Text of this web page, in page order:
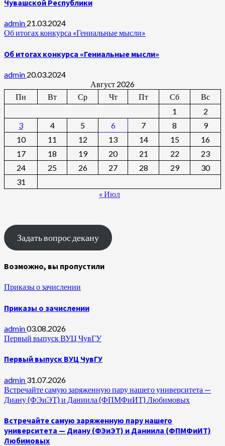
Чувашской Республики
admin 21.03.2024
Об итогах конкурса «Гениальные мысли»
Об итогах конкурса «Гениальные мысли»
admin 20.03.2024
Август 2026
Пн
Вт Ср Чт Пт Сб
Вс
1
2
3
4 5 6 7 8
9
10
11 12 13 14 15
16
17
18 19 20 21 22
23
24
25 26 27 28 29
30
31
« Июл
Задать вопрос декану
Возможно, вы пропустили
Приказы о зачислении
Приказы о зачислении
admin03.08.2026
Первый выпуск ВУЦ ЧувГУ
Первый выпуск ВУЦ ЧувГУ
admin 31.07.2026
Встречайте самую заряженную пару нашего университета —
Диану (ФЭиЭТ) и Даниила (ФПМФиИТ) Любимовых
Встречайте самую заряженную пару нашего
университета — Диану (ФЭиЭТ) и Даниила (ФПМФиИТ)
Любимовых